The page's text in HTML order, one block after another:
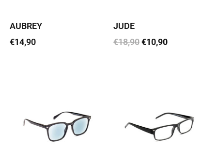
AUBREY
€14,90
JUDE
€18,90€10,90